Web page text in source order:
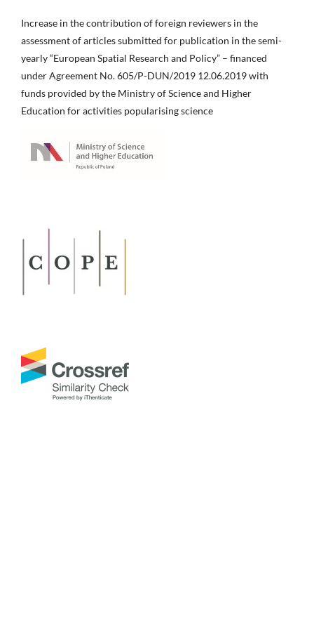
Increase in the contribution of foreign reviewers in the
assessment of articles submitted for publication in the semi-
yearly “European Spatial Research and Policy” – financed
under Agreement No. 605/P-DUN/2019 12.06.2019 with
funds provided by the Ministry of Science and Higher
Education for activities popularising science